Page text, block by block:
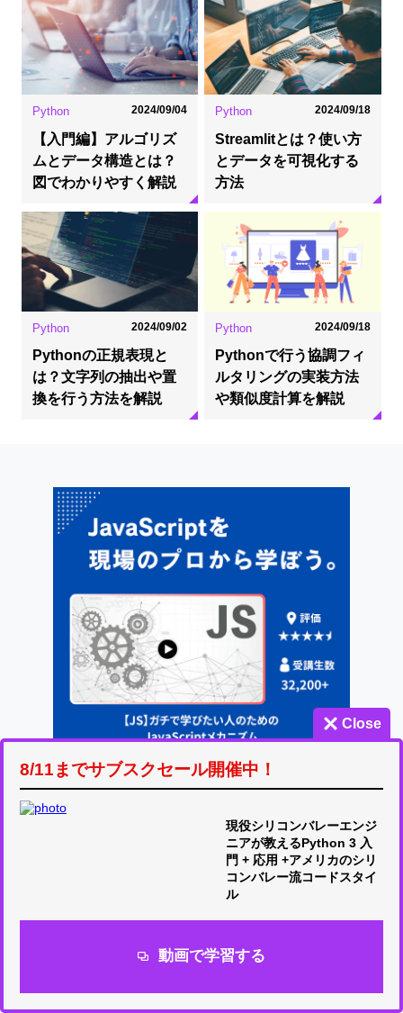
Python 2024/09/04
【入門編】アルゴリズ
ムとデータ構造とは？
図でわかりやすく解説
Python 2024/09/18
Streamlitとは？使い方
とデータを可視化する
方法
Python 2024/09/02
Pythonの正規表現と
は？文字列の抽出や置
換を行う方法を解説
Python 2024/09/18
Pythonで行う協調フィ
ルタリングの実装方法
や類似度計算を解説
Close
8/11までサブスクセール開催中！
現役シリコンバレーエンジ
ニアが教えるPython 3 入
門 + 応用 +アメリカのシリ
コンバレー流コードスタイ
ル
動画で学習する